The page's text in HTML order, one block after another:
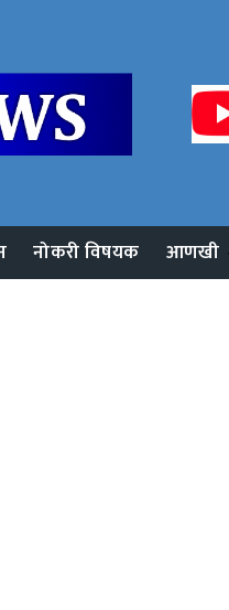
नोकरी विषयक आणखी